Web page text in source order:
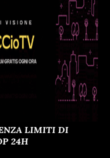
LIMITI DI
24H